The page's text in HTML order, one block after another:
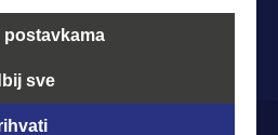
postavkama
sve